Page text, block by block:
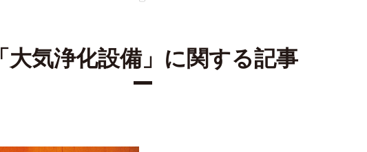
「大気浄化設備」に関する記事